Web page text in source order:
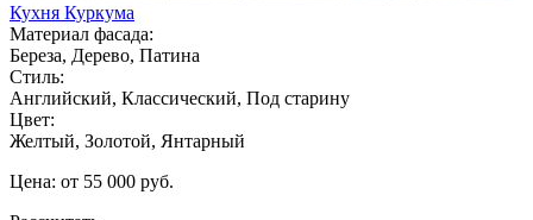
Кухня Куркума
Материал фасада:
Береза, Дерево, Патина
Стиль:
Английский, Классический, Под старину
Цвет:
Желтый, Золотой, Янтарный
Цена: от 55 000 руб.